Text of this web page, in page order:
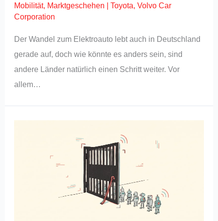
Mobilität, Marktgeschehen |Toyota,Volvo Car
Corporation
Der Wandel zum Elektroauto lebt auch in Deutschland
gerade auf, doch wie könnte es anders sein, sind
andere Länder natürlich einen Schritt weiter. Vor
allem…